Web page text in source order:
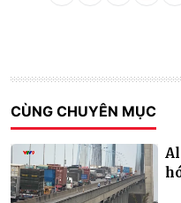
CÙNG CHUYÊN MỤC